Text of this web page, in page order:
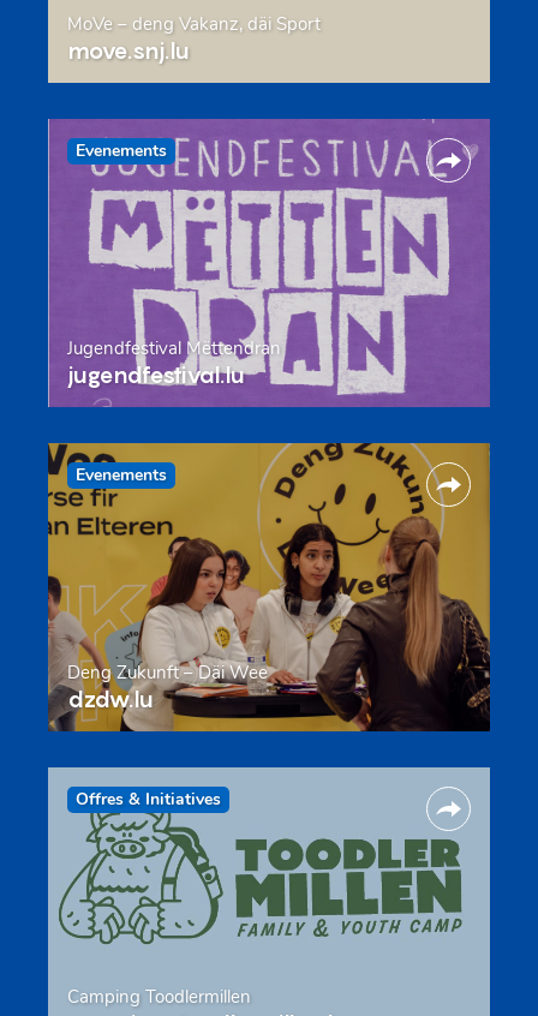
MoVe – deng Vakanz, däi Sport
move.snj.lu
Evenements
Jugendfestival Mëttendran
jugendfestival.lu
Evenements
Deng Zukunft – Däi Wee
dzdw.lu
Offres & Initiatives
Camping Toodlermillen